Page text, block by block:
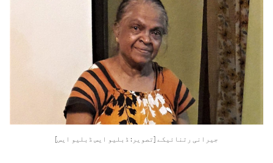
جیرانی رتنائیکے [تصویر: ڈبلیو ایس ڈبلیو ایس]